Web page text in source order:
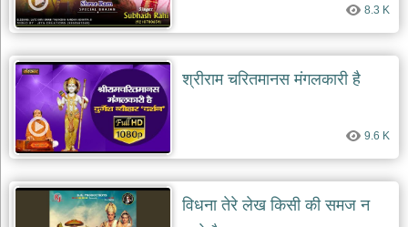
8.3 K
श्रीराम चरितमानस मंगलकारी है
9.6 K
विधना तेरे लेख किसी की समज न